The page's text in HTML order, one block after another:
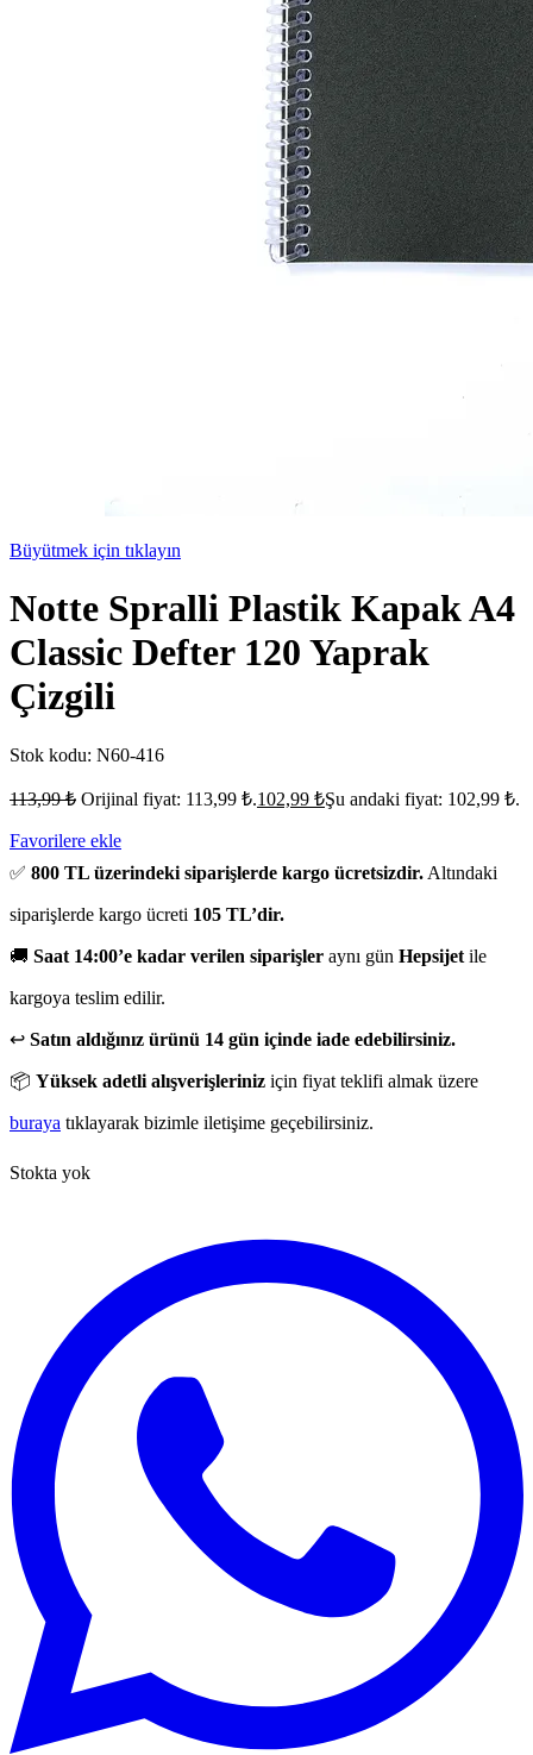
Büyütmek için tıklayın
Notte Spralli Plastik Kapak A4
Classic Defter 120 Yaprak
Çizgili
Stok kodu: N60-416
113,99₺ Orijinal fiyat: 113,99 ₺.102,99 ₺Şu andaki fiyat: 102,99 ₺.
Favorilere ekle
✅ 800 TL üzerindeki siparişlerde kargo ücretsizdir. Altındaki
siparişlerde kargo ücreti 105 TL’dir.
🚚 Saat 14:00’e kadar verilen siparişler aynı gün Hepsijet ile
kargoya teslim edilir.
↩️ Satın aldığınız ürünü 14 gün içinde iade edebilirsiniz.
📦 Yüksek adetli alışverişleriniz için fiyat teklifi almak üzere
buraya tıklayarak bizimle iletişime geçebilirsiniz.
Stokta yok